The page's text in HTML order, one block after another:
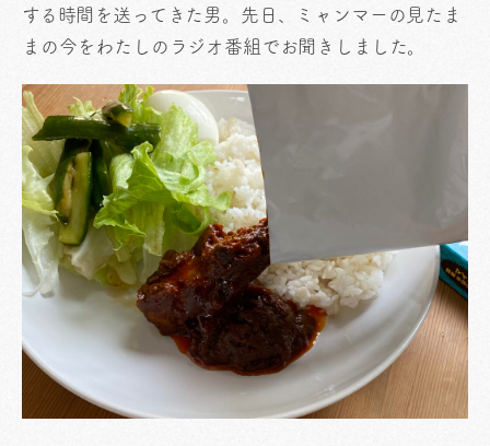
する時間を送ってきた男。先日、ミャンマーの見たま
まの今をわたしのラジオ番組でお聞きしました。